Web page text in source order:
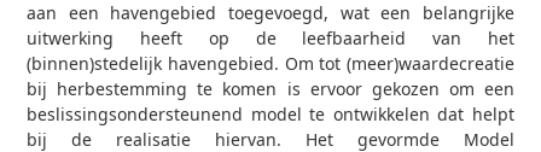
aan een havengebied toegevoegd, wat een belangrijke
uitwerking heeft op de leefbaarheid van het
(binnen)stedelijk havengebied. Om tot (meer)waardecreatie
bij herbestemming te komen is ervoor gekozen om een
beslissingsondersteunend model te ontwikkelen dat helpt
bij de realisatie hiervan. Het gevormde Model